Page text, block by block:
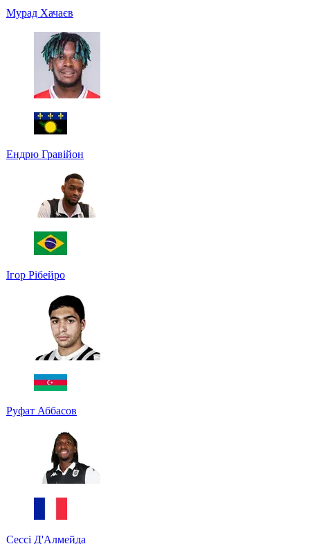
Мурад Хачаєв
Ендрю Гравійон
Ігор Рібейро
Руфат Аббасов
Сессі Д'Алмейда